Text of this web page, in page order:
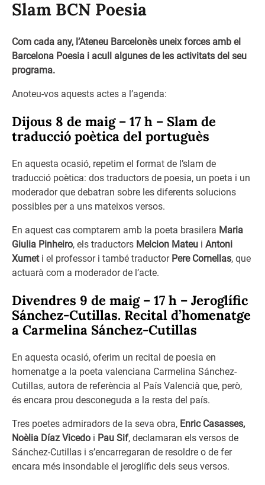
Slam BCN Poesia
Com cada any, l’Ateneu Barcelonès uneix forces amb el
Barcelona Poesia i acull algunes de les activitats del seu
programa.
Anoteu-vos aquests actes a l’agenda:
Dijous 8 de maig – 17 h – Slam de
traducció poètica del portuguès
En aquesta ocasió, repetim el format de l’slam de
traducció poètica: dos traductors de poesia, un poeta i un
moderador que debatran sobre les diferents solucions
possibles per a uns mateixos versos.
En aquest cas comptarem amb la poeta brasilera Maria
Giulia Pinheiro, els traductors Melcion Mateu i Antoni
Xumeti el professor i també traductorPere Comellas, que
actuarà com a moderador de l’acte.
Divendres 9 de maig – 17 h – Jeroglífic
Sánchez-Cutillas. Recital d’homenatge
a Carmelina Sánchez-Cutillas
En aquesta ocasió, oferim un recital de poesia en
homenatge a la poeta valenciana Carmelina Sánchez-
Cutillas, autora de referència al País Valencià que, però,
és encara prou desconeguda a la resta del país.
Tres poetes admiradors de la seva obra, Enric Casasses,
Noèlia Díaz Vicedo i Pau Sif, declamaran els versos de
Sánchez-Cutillas i s’encarregaran de resoldre o de fer
encara més insondable el jeroglífic dels seus versos.